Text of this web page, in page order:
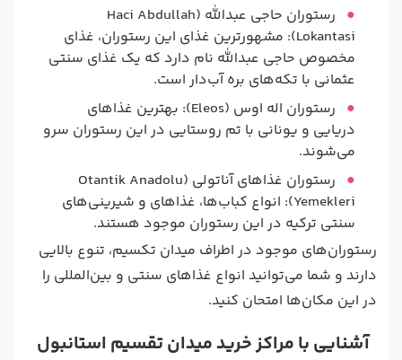
رستوران حاجی عبدالله (Haci Abdullah
Lokantasi): مشهورترین غذای این رستوران، غذای
مخصوص حاجی عبدالله نام دارد که یک غذای سنتی
عثمانی با تکه‌های بره آب‌دار است.
رستوران اله اوس (Eleos): بهترین غذاهای
دریایی و یونانی با تم روستایی در این رستوران سرو
می‌شوند.
رستوران غذاهای آناتولی (Otantik Anadolu
Yemekleri): انواع کباب‌ها، غذاهای و شیرینی‌های
سنتی ترکیه در این رستوران موجود هستند.
رستوران‌های موجود در اطراف میدان تکسیم، تنوع بالایی
دارند و شما می‌توانید انواع غذاهای سنتی و بین‌المللی را
در این مکان‌ها امتحان کنید.
آشنایی با مراکز خرید میدان تقسیم استانبول